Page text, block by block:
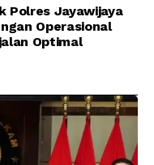
Polres Jayawijaya
Operasional
Optimal